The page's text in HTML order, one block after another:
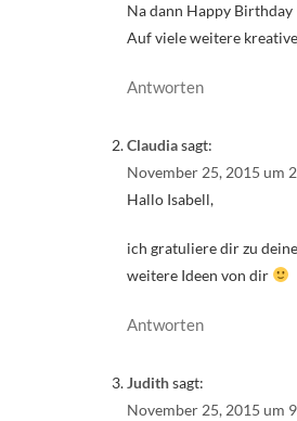
Na dann Happy Birthday
Auf viele weitere
Antworten
Claudiasagt:
November 25, 2015 um
Hallo Isabell,
ich gratuliere dir zu
weitere Ideen von dir
Antworten
Judithsagt:
November 25, 2015 um